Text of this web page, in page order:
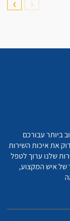
❮
❯
ביותר עבורכם
את איכות השירות
שלנו ערוך לטפל
של איש המקצוע,